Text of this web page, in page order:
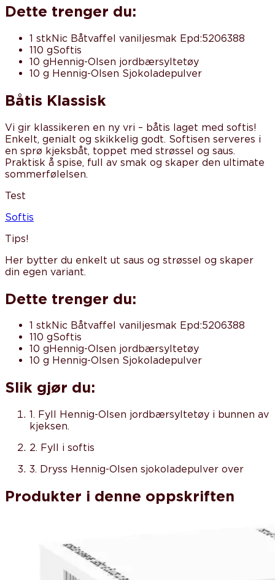
Dette trenger du:
1 stkNic Båtvaffel vaniljesmak Epd:5206388
110 gSoftis
10 gHennig-Olsen jordbærsyltetøy
10 g Hennig-Olsen Sjokoladepulver
Båtis Klassisk
Vi gir klassikeren en ny vri – båtis laget med softis!
Enkelt, genialt og skikkelig godt. Softisen serveres i
en sprø kjeksbåt, toppet med strøssel og saus.
Praktisk å spise, full av smak og skaper den ultimate
sommerfølelsen.
Test
Softis
Tips!
Her bytter du enkelt ut saus og strøssel og skaper
din egen variant.
Dette trenger du:
1 stk Nic Båtvaffel vaniljesmak Epd:5206388
110 gSoftis
10 g Hennig-Olsen jordbærsyltetøy
10 g Hennig-Olsen Sjokoladepulver
Slik gjør du:
1. Fyll Hennig-Olsen jordbærsyltetøy i bunnen av
kjeksen.
2. Fyll i softis
3. Dryss Hennig-Olsen sjokoladepulver over
Produkter i denne oppskriften